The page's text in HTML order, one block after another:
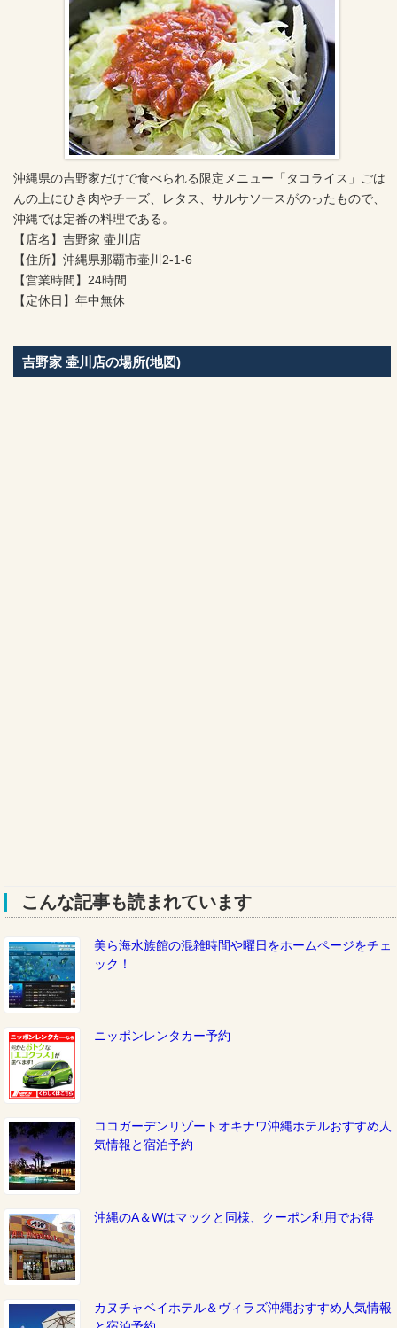
沖縄県の吉野家だけで食べられる限定メニュー「タコライス」ごは
んの上にひき肉やチーズ、レタス、サルサソースがのったもので、
沖縄では定番の料理である。
【店名】吉野家 壷川店
【住所】沖縄県那覇市壷川2-1-6
【営業時間】24時間
【定休日】年中無休
吉野家 壷川店の場所(地図)
こんな記事も読まれています
美ら海水族館の混雑時間や曜日をホームページをチェ
ック！
ニッポンレンタカー予約
ココガーデンリゾートオキナワ沖縄ホテルおすすめ人
気情報と宿泊予約
沖縄のA＆Wはマックと同様、クーポン利用でお得
カヌチャベイホテル＆ヴィラズ沖縄おすすめ人気情報